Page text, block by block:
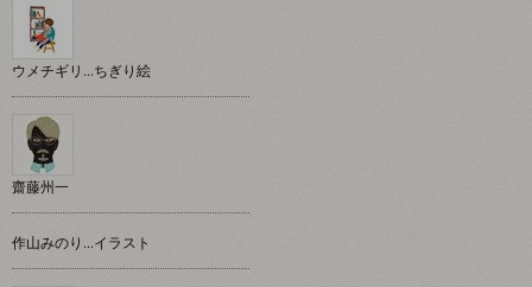
ウメチギリ…ちぎり絵
齋藤州一
作山みのり…イラスト